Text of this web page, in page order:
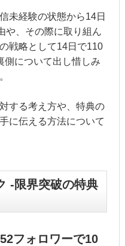
未経験の状態から14日
や、その際に取り組ん
戦略として14日で110
側について出し惜しみ
する考え方や、特典の
に伝える方法について
-限界突破の特典
フォロワーで10